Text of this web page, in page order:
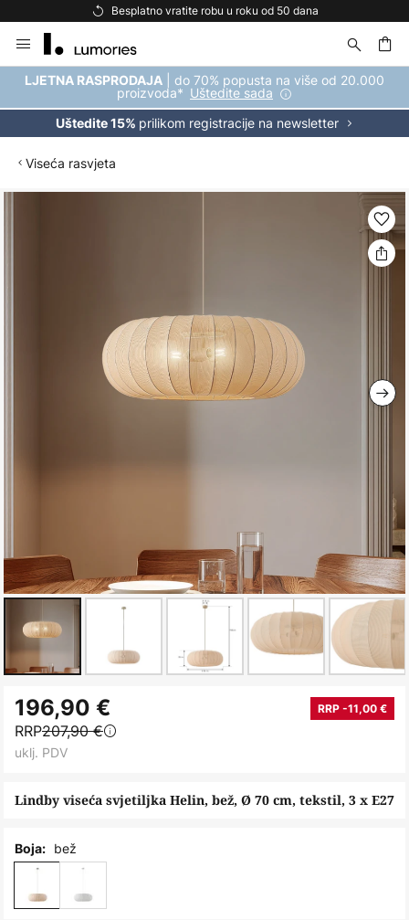
Besplatno vratite robu u roku od 50 dana
to
Content
LJETNA RASPRODAJA | do 70% popusta na više od 20.000
proizvoda* Uštedite sada
Uštedite 15% prilikom registracije na newsletter
Viseća rasvjeta
to
the
beginning
the
gallery
Lindby viseća svjetiljka Helin, bež, Ø 70 cm, tekstil, 3 x E27
196,90 € RRP -11,00 €
RRP207,90 €
uklj. PDV
Boja: bež